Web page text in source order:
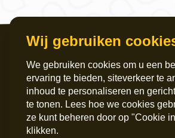
Servicekantoor
Griffeweg 4
Wij gebruiken
We gebruiken cookies om u een
ervaring te bieden, siteverkeer te
inhoud te personaliseren en
te tonen. Lees hoe we cookies
ze kunt beheren door op "Cookie
klikken.